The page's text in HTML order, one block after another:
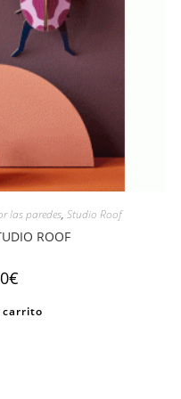
las paredes, Studio Roof
ROOF
€
carrito